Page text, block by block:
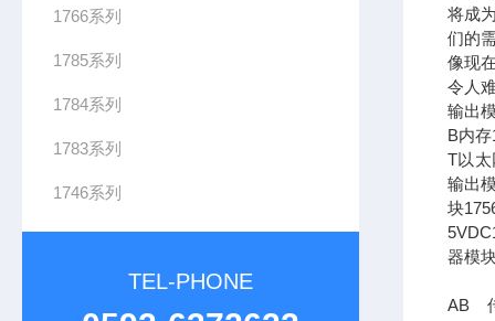
1766系列
1785系列
1784系列
1783系列
1746系列
TEL-PHONE
将成
们的
像现
令人
输出
B内
T以太
输出
块
器模
AB